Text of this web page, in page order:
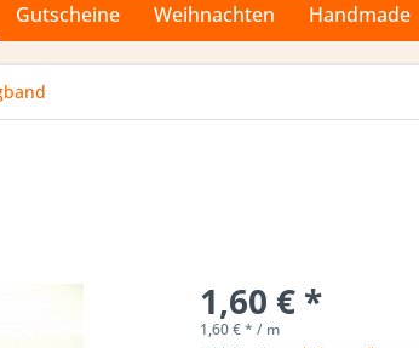
Gutscheine Weihnachten Handmade
1,60 € *
1,60 € * / m